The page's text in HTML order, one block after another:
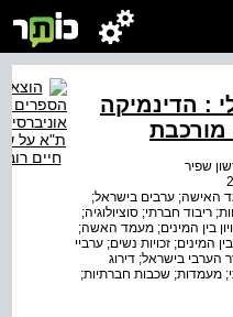
: הדינמיקה
מורכבת
שפיר
האישה; ערבים בישראל;
ריבוד חברתי; סוציולוגיה;
בין המינים; מעמד האשה;
המינים; זכויות נשים; ערביי
הערבי בישראל; דירוג
מעמדות; שכבות חברתיות;